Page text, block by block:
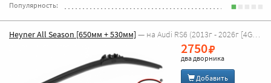
Популярность:
Heyner All Season [650мм + 530мм] — на Audi RS6 (2013г - 2026г [4G5, C7 универсал] )
2750
два дворника
Добавить